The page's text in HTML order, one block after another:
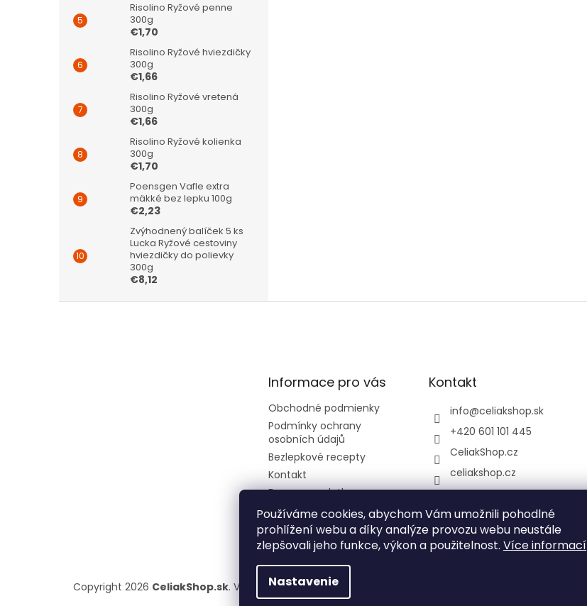
Používáme cookies, abychom Vám umožnili pohodlné
prohlížení webu a díky analýze provozu webu neustále
zlepšovali jeho funkce, výkon a použitelnost. Více informací
Nastavenie
Risolino Ryžové penne
300g
€1,70
Risolino Ryžové hviezdičky
300g
€1,66
Risolino Ryžové vretená
300g
€1,66
Risolino Ryžové kolienka
300g
€1,70
Poensgen Vafle extra
mäkké bez lepku 100g
€2,23
Zvýhodnený balíček 5 ks
Lucka Ryžové cestoviny
hviezdičky do polievky
300g
€8,12
Informace pro vás
Obchodné podmienky
Podmínky ochrany
osobních údajů
Bezlepkové recepty
Kontakt
Doprava a platba
Rady a tipy
Kontakt
info@celiakshop.sk
+420 601 101 445
CeliakShop.cz
celiakshop.cz
Copyright 2026 CeliakShop.sk. Všetky práva vyhradené.